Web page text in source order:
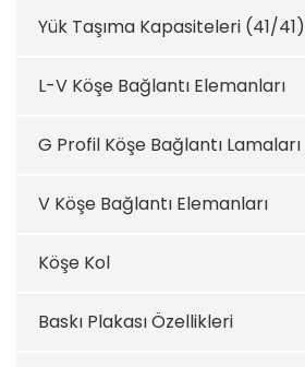
Yük Taşıma Kapasiteleri (41/41)
L-V Köşe Bağlantı Elemanları
G Profil Köşe Bağlantı Lamaları
V Köşe Bağlantı Elemanları
Köşe Kol
Baskı Plakası Özellikleri